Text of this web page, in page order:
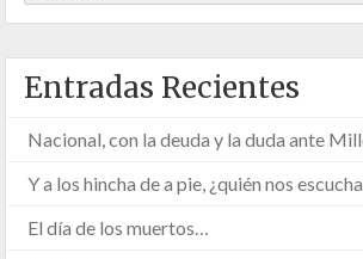
Entradas Recientes
Nacional, con la deuda y la duda ante
Y a los hincha de a pie, ¿quién nos
El día de los muertos…